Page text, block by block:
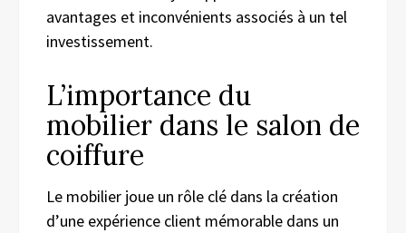
avantages et inconvénients associés à un tel
investissement.
L’importance du
mobilier dans le salon de
coiffure
Le mobilier joue un rôle clé dans la création
d’une expérience client mémorable dans un